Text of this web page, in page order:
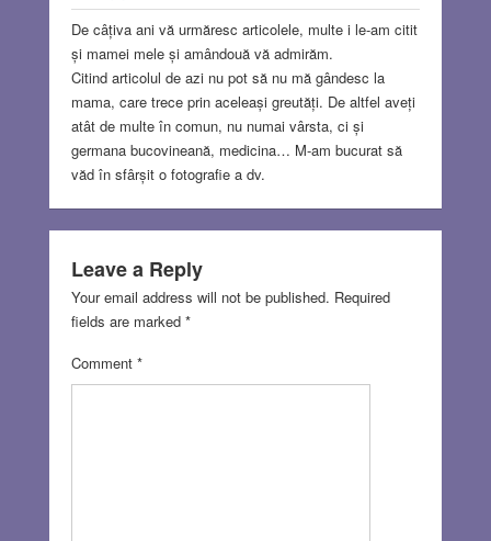
De câțiva ani vă urmăresc articolele, multe i le-am citit
și mamei mele și amândouă vă admirăm.
Citind articolul de azi nu pot să nu mă gândesc la
mama, care trece prin aceleași greutăți. De altfel aveți
atât de multe în comun, nu numai vârsta, ci și
germana bucovineană, medicina… M-am bucurat să
văd în sfârșit o fotografie a dv.
Leave a Reply
Your email address will not be published. Required
fields are marked *
Comment *